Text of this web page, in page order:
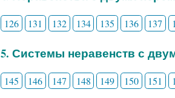
126 131 132 134 135 136 137
5. Системы неравенств с
145 146 147 148 149 150 151